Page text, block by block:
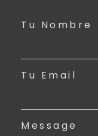
Tu Nombre
Tu Email
Message